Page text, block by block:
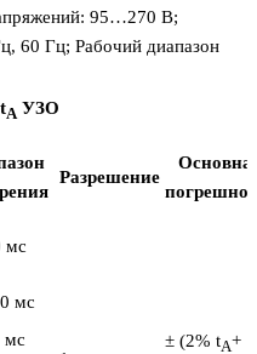
95…270 В;
60 Гц; Рабочий диапазон
A УЗО
Разрешение
мс
± (2% tA+
мс